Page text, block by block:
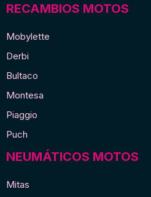
RECAMBIOS MOTOS
Mobylette
Derbi
Bultaco
Montesa
Piaggio
Puch
NEUMÁTICOS MOTOS
Mitas